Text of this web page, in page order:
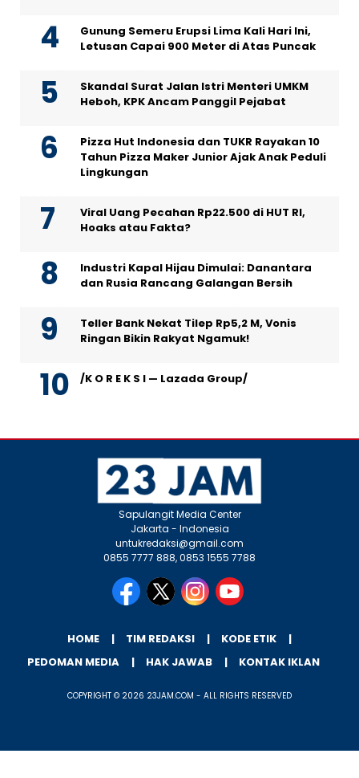
Gunung Semeru Erupsi Lima Kali Hari Ini,
Letusan Capai 900 Meter di Atas Puncak
Skandal Surat Jalan Istri Menteri UMKM
Heboh, KPK Ancam Panggil Pejabat
Pizza Hut Indonesia dan TUKR Rayakan 10
Tahun Pizza Maker Junior Ajak Anak Peduli
Lingkungan
Viral Uang Pecahan Rp22.500 di HUT RI,
Hoaks atau Fakta?
Industri Kapal Hijau Dimulai: Danantara
dan Rusia Rancang Galangan Bersih
Teller Bank Nekat Tilep Rp5,2 M, Vonis
Ringan Bikin Rakyat Ngamuk!
/K O R E K S I — Lazada Group/
Sapulangit Media Center
Jakarta - Indonesia
untukredaksi@gmail.com
0855 7777 888, 0853 1555 7788
HOME TIM REDAKSI
KODE ETIK
PEDOMAN MEDIA
HAK JAWAB KONTAK IKLAN
COPYRIGHT © 2026 23JAM.COM - ALL RIGHTS RESERVED